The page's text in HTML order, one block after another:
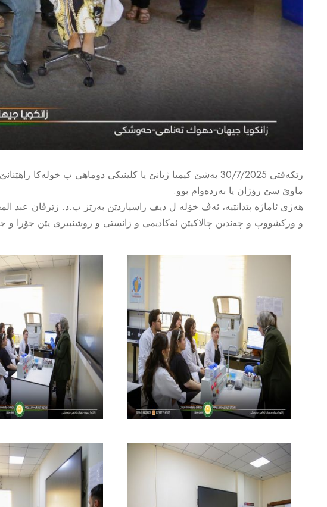
ماوێ سێ رؤژان یا بەردەوام بوو.
هەژی ئاماژه پێدانێیه، ئەڤ خۆله ل دیف راسپاردێن بەرێز پ.د. زێرڤان
و ورکشووپ و چەندین چالاکیێن ئەکادیمی و زانستی و روشنبیری یێن جۆرا